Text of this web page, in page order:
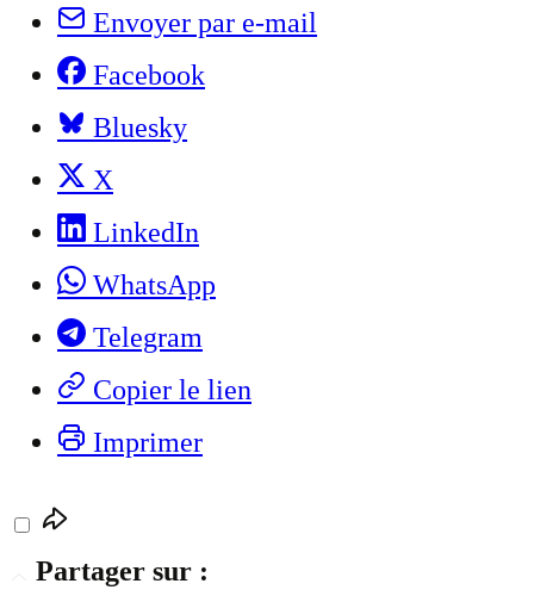
Envoyer par e-mail
Facebook
Bluesky
X
LinkedIn
WhatsApp
Telegram
Copier le lien
Imprimer
Partager sur :